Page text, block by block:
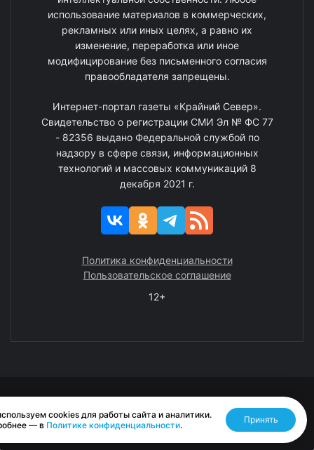
использование материалов в коммерческих,
рекламных или иных целях, а равно их
изменение, переработка или иное
модифицирование без письменного согласия
правообладателя запрещены.
Интернет-портал газеты «Крайний Север».
Свидетельство о регистрации СМИ Эл № ФС 77
- 82356 выдано Федеральной службой по
надзору в сфере связи, информационных
технологий и массовых коммуникаций 8
декабря 2021 г.
Политика конфиденциальности
Пользовательское соглашение
12+
Разработано RASA
cookies для работы сайта и аналитики.
— в Политике конфиденциальности.
Принять